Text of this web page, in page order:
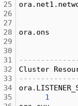
25
26
27
28
29
30
31
32
33
34
35
ora.ons
Cluster
1